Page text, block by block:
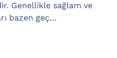
Genellikle sağlam ve
bazen geç…